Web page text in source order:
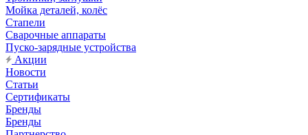
Мойка деталей, колёс
Стапели
Сварочные аппараты
Пуско-зарядные устройства
Акции
Новости
Статьи
Сертификаты
Бренды
Бренды